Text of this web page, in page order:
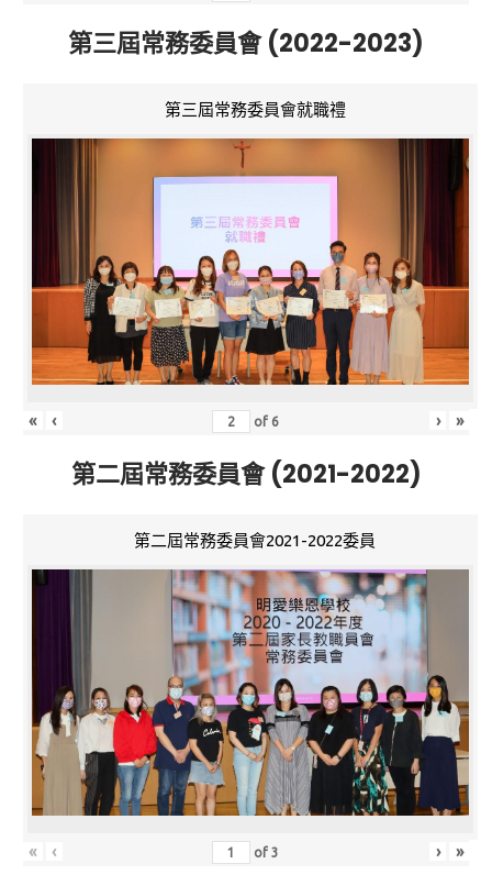
第三屆常務委員會 (2022-2023)
第三屆常務委員會就職禮
« ‹ of 6 › »
第二屆常務委員會 (2021-2022)
第二屆常務委員會2021-2022委員
« ‹ of3 › »